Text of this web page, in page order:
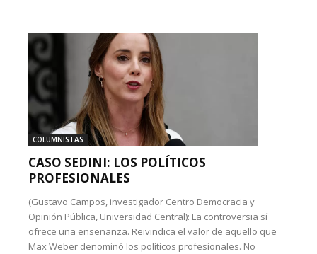
COLUMNISTAS
CASO SEDINI: LOS POLÍTICOS
PROFESIONALES
(Gustavo Campos, investigador Centro Democracia y
Opinión Pública, Universidad Central): La controversia sí
ofrece una enseñanza. Reivindica el valor de aquello que
Max Weber denominó los políticos profesionales. No